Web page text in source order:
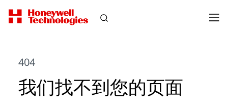
404
我们找不到您的页面